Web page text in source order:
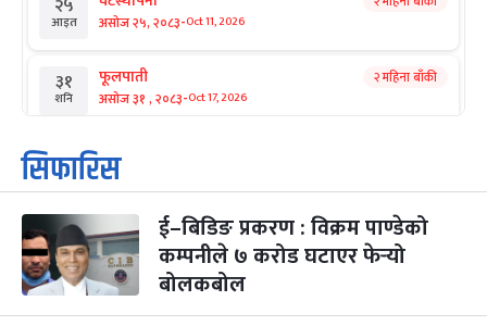
आइत असोज २५, २०८३-Oct 11, 2026
३१
शनि
फूलपाती
असोज ३१ , २०८३-Oct 17, 2026
२ महिना बाँकी
१
आइत
कार्तिक सङ्क्रान्ति
कार्तिक १, २०८३
३
मंगल
महानवमी
कार्तिक ३, २०८३-Oct 20, 2026
२ महिना बाँकी
४
सिफारिस
ई–बिडिङ प्रकरण : विक्रम पाण्डेको
कम्पनीले ७ करोड घटाएर फेर्‍यो
बोलकबोल